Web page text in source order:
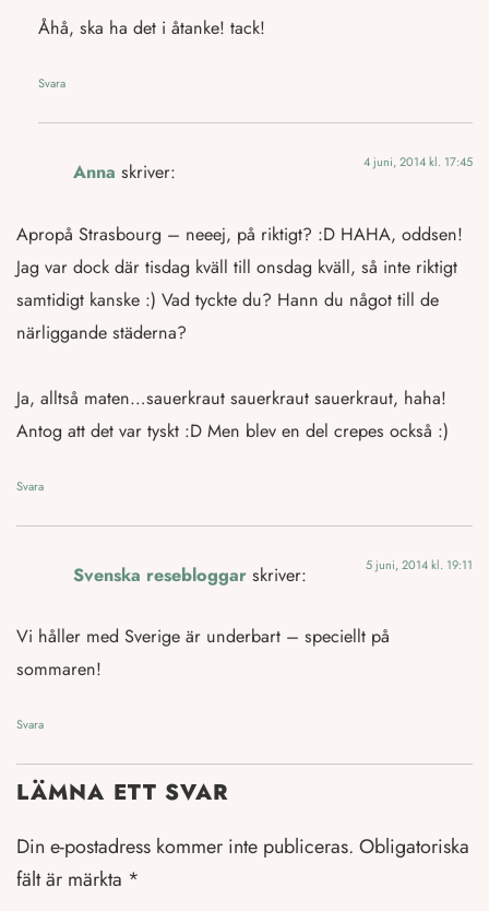
Åhå, ska ha det i åtanke! tack!
Svara
Anna skriver: 4 juni, 2014 kl. 17:45
Apropå Strasbourg – neeej, på riktigt? :D HAHA, oddsen!
Jag var dock där tisdag kväll till onsdag kväll, så inte riktigt
samtidigt kanske :) Vad tyckte du? Hann du något till de
närliggande städerna?
Ja, alltså maten…sauerkraut sauerkraut sauerkraut, haha!
Antog att det var tyskt :D Men blev en del crepes också :)
Svara
Svenska resebloggar skriver: 5 juni, 2014 kl. 19:11
Vi håller med Sverige är underbart – speciellt på
sommaren!
Svara
LÄMNA ETT SVAR
Din e-postadress kommer inte publiceras. Obligatoriska
fält är märkta *